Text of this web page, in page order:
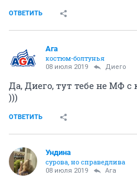
ОТВЕТИТЬ
Ага
костюм-болтунья
08 июля 2019 Диего
Да, Диего, тут тебе не МФ
)))
ОТВЕТИТЬ
Ундинa
сурова, но справедлива
08 июля 2019 Ага